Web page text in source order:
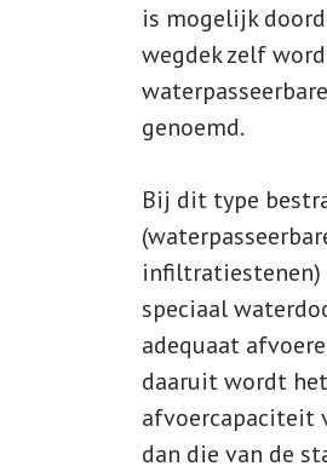
is mogelijk
wegdek zelf
genoemd.
Bij dit type
infiltratiestenen)
speciaal
adequaat
daaruit wordt
afvoercapaciteit
dan die van de